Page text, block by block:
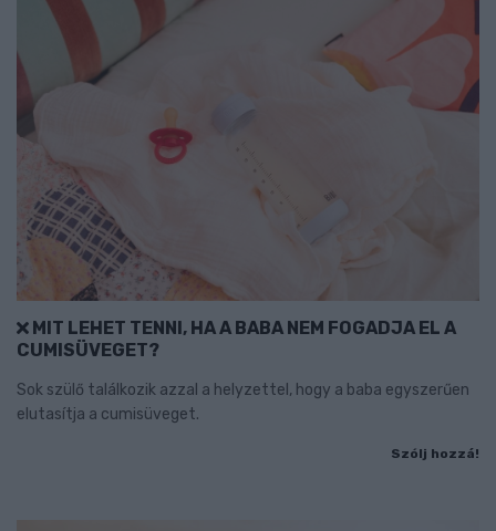
MIT LEHET TENNI, HA A BABA NEM FOGADJA EL A
CUMISÜVEGET?
Sok szülő találkozik azzal a helyzettel, hogy a baba egyszerűen
elutasítja a cumisüveget.
Szólj hozzá!